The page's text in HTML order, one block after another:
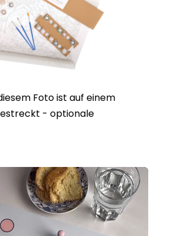
Foto ist auf einem
- optionale